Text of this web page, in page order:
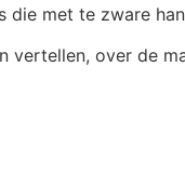
die met te zware
over de